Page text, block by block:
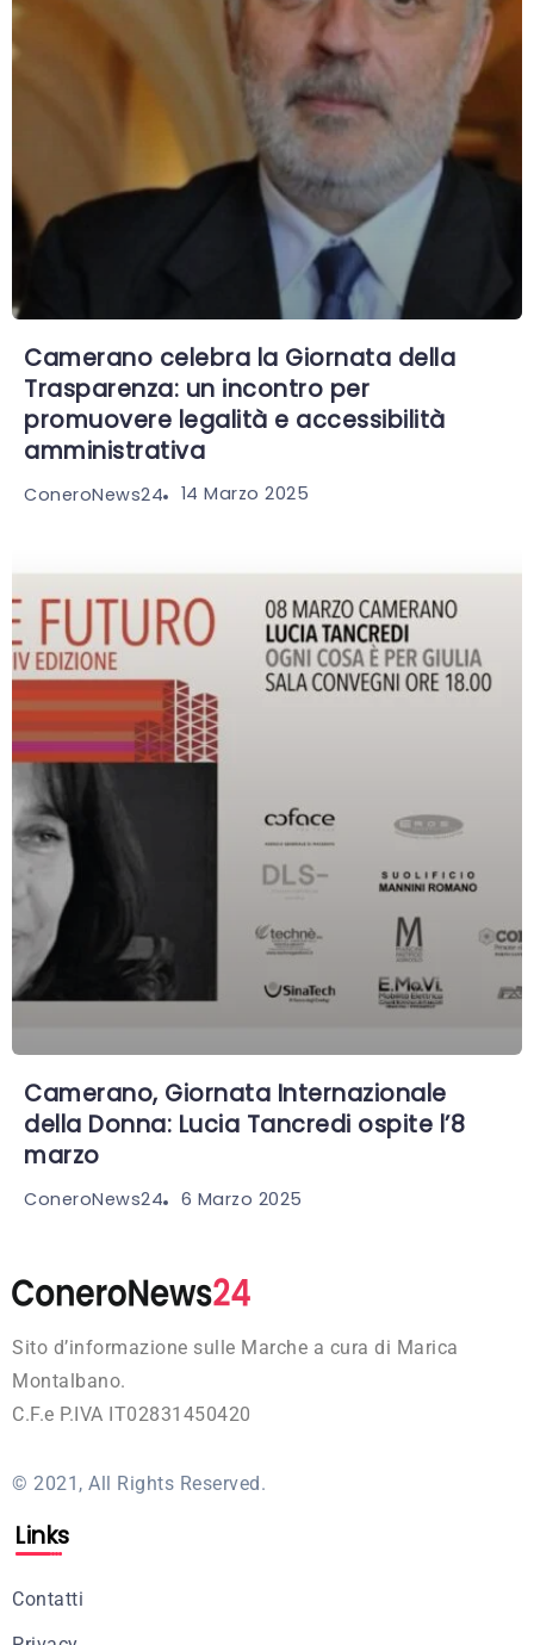
Camerano celebra la Giornata della
Trasparenza: un incontro per
promuovere legalità e accessibilità
amministrativa
ConeroNews24 14 Marzo 2025
Camerano, Giornata Internazionale
della Donna: Lucia Tancredi ospite l’8
marzo
ConeroNews24 6 Marzo 2025
Sito d’informazione sulle Marche a cura di Marica
Montalbano.
C.F.e P.IVA IT02831450420
© 2021, All Rights Reserved.
Links
Contatti